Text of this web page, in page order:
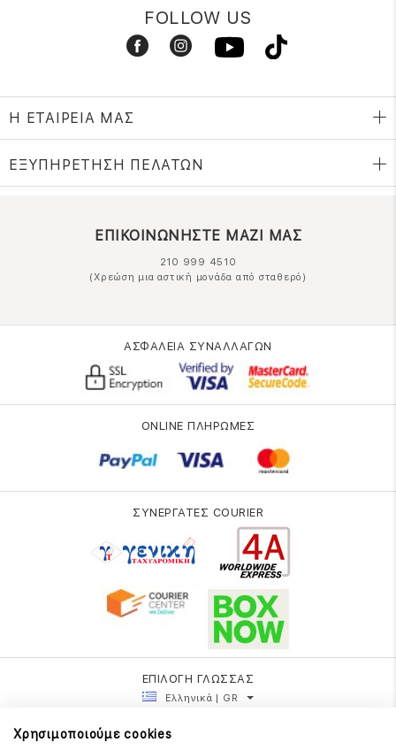
FOLLOW US
Η ΕΤΑΙΡΕΙΑ ΜΑΣ
ΕΞΥΠΗΡΕΤΗΣΗ ΠΕΛΑΤΩΝ
ΕΠΙΚΟΙΝΩΝΗΣΤΕ ΜΑΖΙ ΜΑΣ
210 999 4510
(Χρεώση μια αστική μονάδα από σταθερό)
ΑΣΦΑΛΕΙΑ ΣΥΝΑΛΛΑΓΩΝ
ONLINE ΠΛΗΡΩΜΕΣ
ΣΥΝΕΡΓΑΤΕΣ COURIER
ΕΠΙΛΟΓΗ ΓΛΩΣΣΑΣ
Ελληνικά | GR
Χρησιμοποιούμε cookies